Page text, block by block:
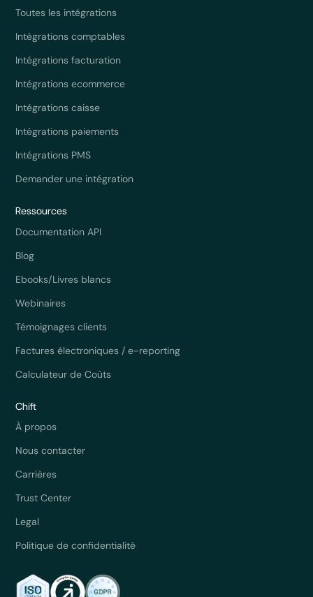
Toutes les intégrations
Intégrations comptables
Intégrations facturation
Intégrations ecommerce
Intégrations caisse
Intégrations paiements
Intégrations PMS
Demander une intégration
Ressources
Documentation API
Blog
Ebooks/Livres blancs
Webinaires
Témoignages clients
Factures électroniques / e-reporting
Calculateur de Coûts
Chift
À propos
Nous contacter
Carrières
Trust Center
Legal
Politique de confidentialité